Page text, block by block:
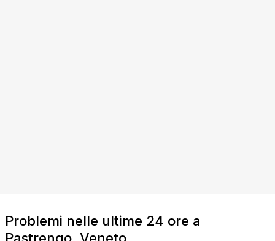
Problemi nelle ultime 24 ore a